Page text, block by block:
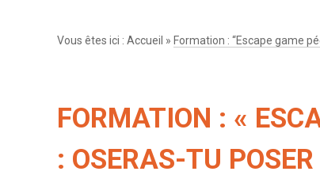
Vous êtes ici : Accueil » Formation : “Escape game
FORMATION : «
: OSERAS-TU